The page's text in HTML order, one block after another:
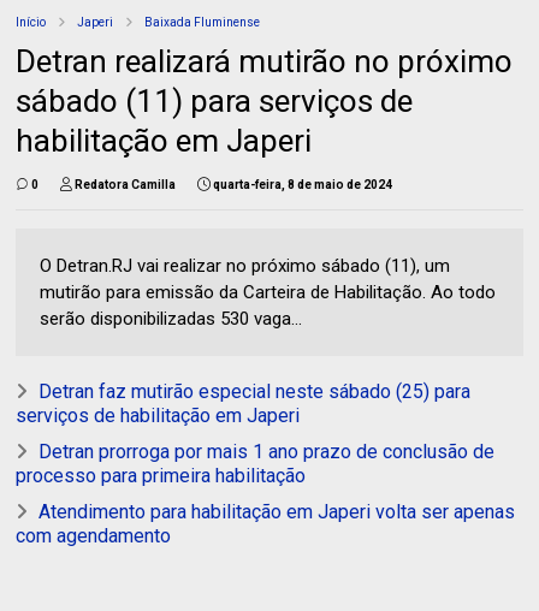
Início Japeri Baixada Fluminense
Detran realizará mutirão no próximo
sábado (11) para serviços de
habilitação em Japeri
0 Redatora Camilla quarta-feira, 8 de maio de 2024
O Detran.RJ vai realizar no próximo sábado (11), um
mutirão para emissão da Carteira de Habilitação. Ao todo
serão disponibilizadas 530 vaga...
Detran faz mutirão especial neste sábado (25) para
serviços de habilitação em Japeri
Detran prorroga por mais 1 ano prazo de conclusão de
processo para primeira habilitação
Atendimento para habilitação em Japeri volta ser apenas
com agendamento